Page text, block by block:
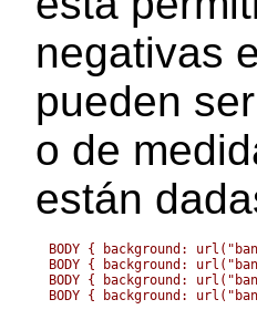
negativas
pueden
o de
están
BODY { background:
BODY { background:
BODY { background: